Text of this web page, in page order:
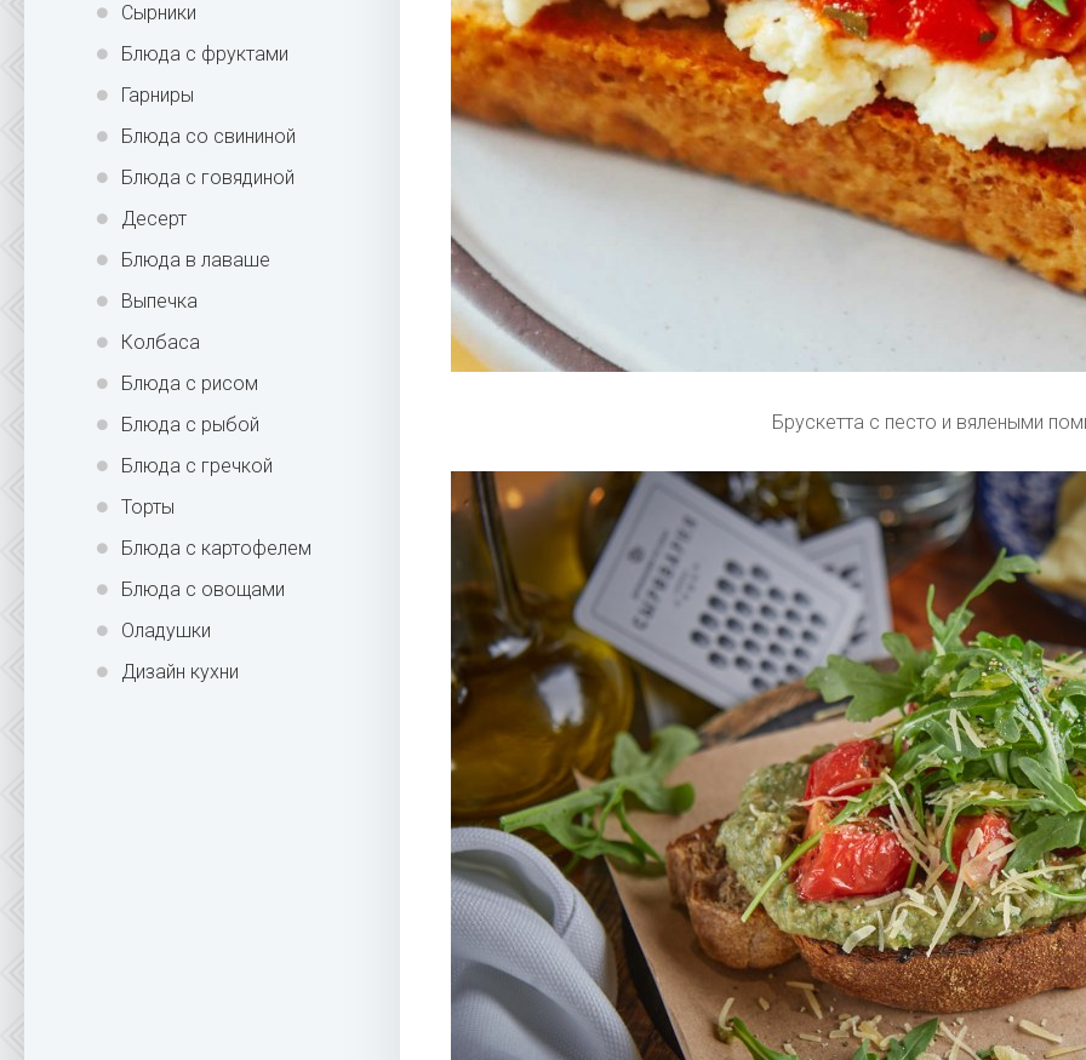
Сырники
Блюда с фруктами
Гарниры
Блюда со свининой
Блюда с говядиной
Десерт
Блюда в лаваше
Выпечка
Колбаса
Блюда с рисом
Блюда с рыбой
Блюда с гречкой
Торты
Блюда с картофелем
Блюда с овощами
Оладушки
Дизайн кухни
Брускетта с песто и вялеными